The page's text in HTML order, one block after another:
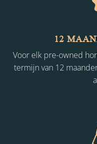
12
Voor elk pre-owned
termijn van 12